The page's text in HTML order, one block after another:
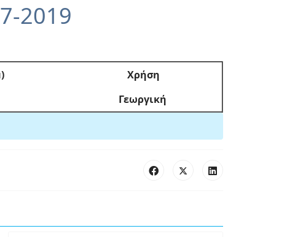
2019
Χρήση
Γεωργική